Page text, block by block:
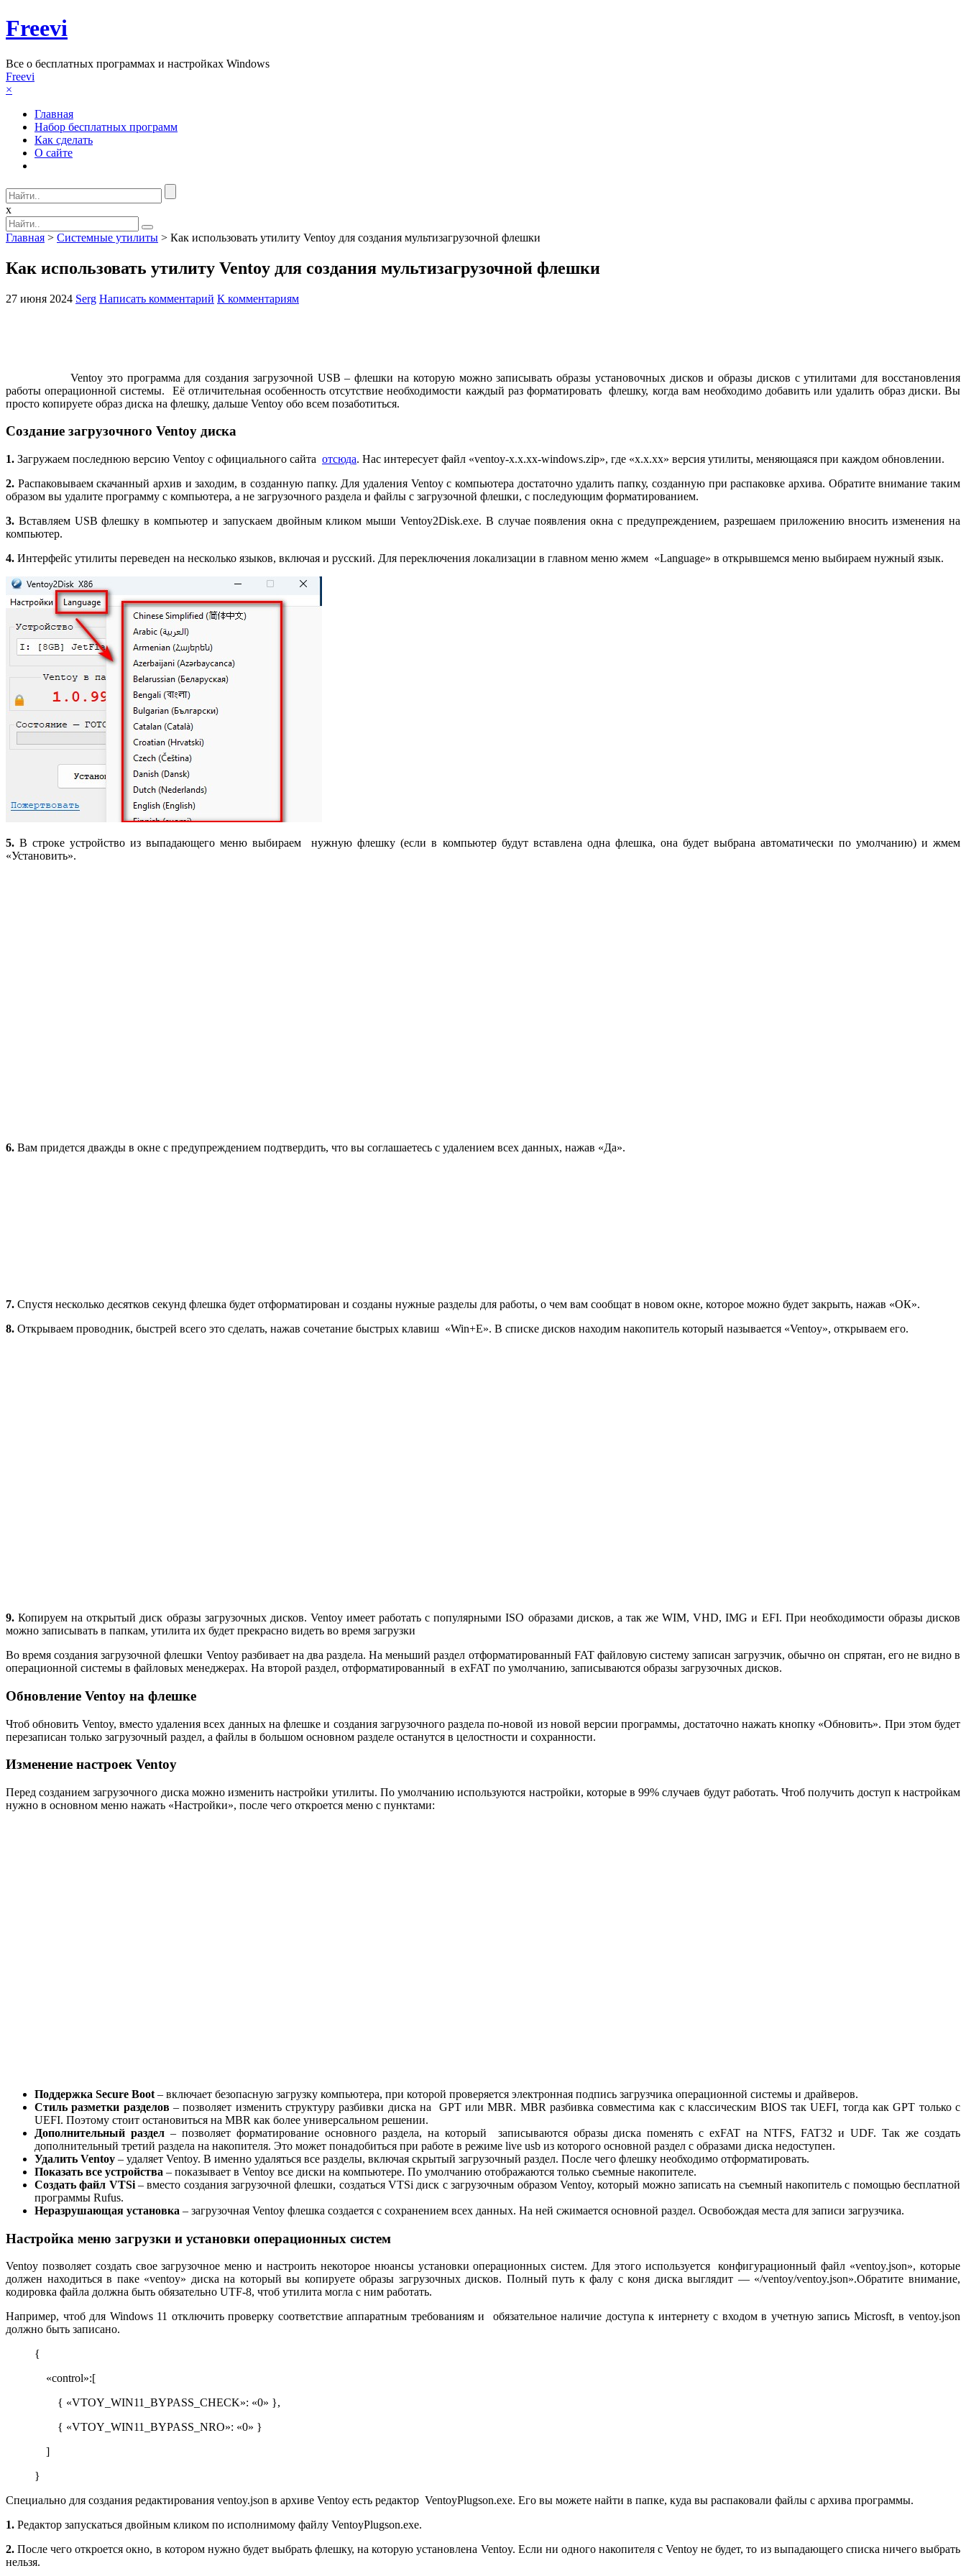
Freevi
Вcе о бесплатных программах и настройках Windows
Freevi
×
Главная
Набор бесплатных программ
Как сделать
О сайте
x
Главная > Системные утилиты > Как использовать утилиту Ventoy для создания мультизагрузочной флешки
Как использовать утилиту Ventoy для создания мультизагрузочной флешки
27 июня 2024 Serg Написать комментарий К комментариям
Ventoy это программа для создания загрузочной USB – флешки на которую можно записывать образы установочных дисков и образы дисков с утилитами для восстановления
работы операционной системы. Её отличительная особенность отсутствие необходимости каждый раз форматировать флешку, когда вам необходимо добавить или удалить образ диски. Вы
просто копируете образ диска на флешку, дальше Ventoy обо всем позаботиться.
Создание загрузочного Ventoy диска
1. Загружаем последнюю версию Ventoy с официального сайта отсюда. Нас интересует файл «ventoy-х.х.хх-windows.zip», где «х.х.хх» версия утилиты, меняющаяся при каждом обновлении.
2. Распаковываем скачанный архив и заходим, в созданную папку. Для удаления Ventoy с компьютера достаточно удалить папку, созданную при распаковке архива. Обратите внимание таким
образом вы удалите программу с компьютера, а не загрузочного раздела и файлы с загрузочной флешки, с последующим форматированием.
3. Вставляем USB флешку в компьютер и запускаем двойным кликом мыши Ventoy2Disk.exe. В случае появления окна с предупреждением, разрешаем приложению вносить изменения на
компьютер.
4. Интерфейс утилиты переведен на несколько языков, включая и русский. Для переключения локализации в главном меню жмем «Language» в открывшемся меню выбираем нужный язык.
5. В строке устройство из выпадающего меню выбираем нужную флешку (если в компьютер будут вставлена одна флешка, она будет выбрана автоматически по умолчанию) и жмем
«Установить».
6. Вам придется дважды в окне с предупреждением подтвердить, что вы соглашаетесь с удалением всех данных, нажав «Да».
7. Спустя несколько десятков секунд флешка будет отформатирован и созданы нужные разделы для работы, о чем вам сообщат в новом окне, которое можно будет закрыть, нажав «ОК».
8. Открываем проводник, быстрей всего это сделать, нажав сочетание быстрых клавиш «Win+E». В списке дисков находим накопитель который называется «Ventoy», открываем его.
9. Копируем на открытый диск образы загрузочных дисков. Ventoy имеет работать с популярными ISO образами дисков, а так же WIM, VHD, IMG и EFI. При необходимости образы дисков
можно записывать в папкам, утилита их будет прекрасно видеть во время загрузки
Во время создания загрузочной флешки Ventoy разбивает на два раздела. На меньший раздел отформатированный FAT файловую систему записан загрузчик, обычно он спрятан, его не видно в
операционной системы в файловых менеджерах. На второй раздел, отформатированный в exFAT по умолчанию, записываются образы загрузочных дисков.
Обновление Ventoy на флешке
Чтоб обновить Ventoy, вместо удаления всех данных на флешке и создания загрузочного раздела по-новой из новой версии программы, достаточно нажать кнопку «Обновить». При этом будет
перезаписан только загрузочный раздел, а файлы в большом основном разделе останутся в целостности и сохранности.
Изменение настроек Ventoy
Перед созданием загрузочного диска можно изменить настройки утилиты. По умолчанию используются настройки, которые в 99% случаев будут работать. Чтоб получить доступ к настройкам
нужно в основном меню нажать «Настройки», после чего откроется меню с пунктами:
Поддержка Secure Boot – включает безопасную загрузку компьютера, при которой проверяется электронная подпись загрузчика операционной системы и драйверов.
Стиль разметки разделов– позволяет изменить структуру разбивки диска на GPT или MBR. MBR разбивка совместима как с классическим BIOS так UEFI, тогда как GPT только с
UEFI. Поэтому стоит остановиться на MBR как более универсальном решении.
Дополнительный раздел– позволяет форматирование основного раздела, на который записываются образы диска поменять с exFAT на NTFS, FAT32 и UDF. Так же создать
дополнительный третий раздела на накопителя. Это может понадобиться при работе в режиме live usb из которого основной раздел с образами диска недоступен.
Удалить Ventoy – удаляет Ventoy. В именно удаляться все разделы, включая скрытый загрузочный раздел. После чего флешку необходимо отформатировать.
Показать все устройства – показывает в Ventoy все диски на компьютере. По умолчанию отображаются только съемные накопителе.
Создать файл VTSi– вместо создания загрузочной флешки, создаться VTSi диск с загрузочным образом Ventoy, который можно записать на съемный накопитель с помощью бесплатной
программы Rufus.
Неразрушающая установка – загрузочная Ventoy флешка создается с сохранением всех данных. На ней сжимается основной раздел. Освобождая места для записи загрузчика.
Настройка меню загрузки и установки операционных систем
Ventoy позволяет создать свое загрузочное меню и настроить некоторое нюансы установки операционных систем. Для этого используется конфигурационный файл «ventoy.json», которые
должен находиться в паке «ventoy» диска на который вы копируете образы загрузочных дисков. Полный путь к фалу с коня диска выглядит — «/ventoy/ventoy.json».Обратите внимание,
кодировка файла должна быть обязательно UTF-8, чтоб утилита могла с ним работать.
Например, чтоб для Windows 11 отключить проверку соответствие аппаратным требованиям и обязательное наличие доступа к интернету с входом в учетную запись Microsft, в ventoy.json
должно быть записано.
{
«control»:[
{ «VTOY_WIN11_BYPASS_CHECK»: «0» },
{ «VTOY_WIN11_BYPASS_NRO»: «0» }
]
}
Специально для создания редактирования ventoy.json в архиве Ventoy есть редактор VentoyPlugson.exe. Его вы можете найти в папке, куда вы распаковали файлы с архива программы.
1. Редактор запускаться двойным кликом по исполнимому файлу VentoyPlugson.exe.
2. После чего откроется окно, в котором нужно будет выбрать флешку, на которую установлена Ventoy. Если ни одного накопителя с Ventoy не будет, то из выпадающего списка ничего выбрать
нельзя.